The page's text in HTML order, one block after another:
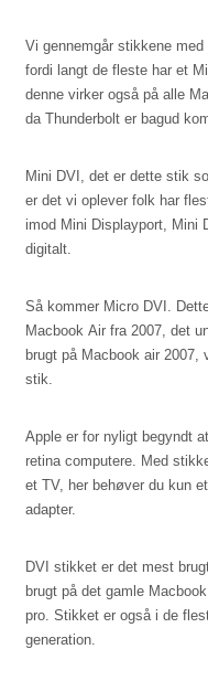
Vi gennemgår stikkene
fordi langt de fleste har et
denne virker også på alle
da Thunderbolt er bagud
Mini DVI, det er dette stik
er det vi oplever folk har
imod Mini Displayport, Mini
digitalt.
Så kommer Micro DVI.
Macbook Air fra 2007, det
brugt på Macbook air
stik.
Apple er for nyligt begyndt
retina computere. Med
et TV, her behøver du kun
adapter.
DVI stikket er det mest
brugt på det gamle
pro. Stikket er også i de
generation.